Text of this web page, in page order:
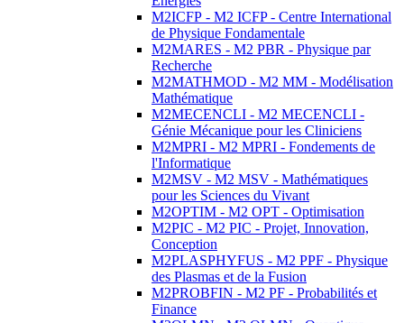
M2ICFP - M2 ICFP - Centre International
de Physique Fondamentale
M2MARES - M2 PBR - Physique par
Recherche
M2MATHMOD - M2 MM - Modélisation
Mathématique
M2MECENCLI - M2 MECENCLI -
Génie Mécanique pour les Cliniciens
M2MPRI - M2 MPRI - Fondements de
l'Informatique
M2MSV - M2 MSV - Mathématiques
pour les Sciences du Vivant
M2OPTIM - M2 OPT - Optimisation
M2PIC - M2 PIC - Projet, Innovation,
Conception
M2PLASPHYFUS - M2 PPF - Physique
des Plasmas et de la Fusion
M2PROBFIN - M2 PF - Probabilités et
Finance